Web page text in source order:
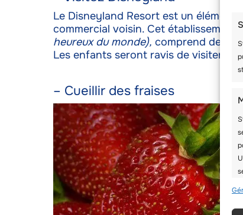
Le Disneyland Resort est un élément
commercial voisin. Cet établissement
heureux du monde), comprend deux
Les enfants seront ravis de visiter le
– Cueillir des fraises